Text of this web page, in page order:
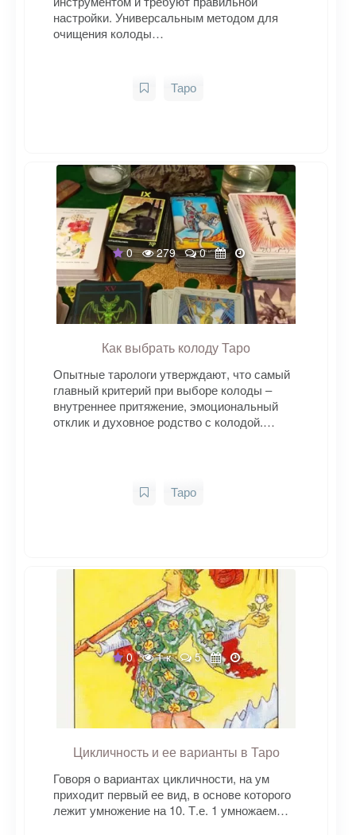
настройки. Универсальным методом для
очищения колоды…
Таро
0 279 0
Как выбрать колоду Таро
Опытные тарологи утверждают, что самый
главный критерий при выборе колоды –
внутреннее притяжение, эмоциональный
отклик и духовное родство с колодой.…
Таро
0 1 к 5
Цикличность и ее варианты в Таро
Говоря о вариантах цикличности, на ум
приходит первый ее вид, в основе которого
лежит умножение на 10. Т.е. 1 умножаем…